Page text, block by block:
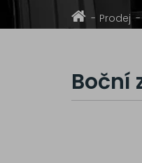
Prodej
Boční